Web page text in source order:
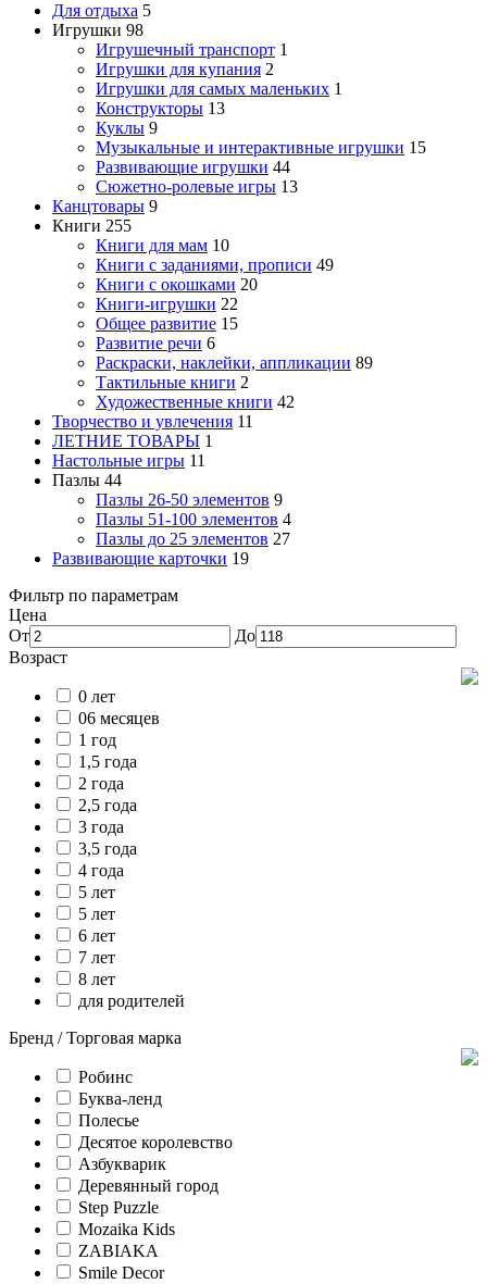
Для отдыха 5
Игрушки 98
Игрушечный транспорт 1
Игрушки для купания 2
Игрушки для самых маленьких 1
Конструкторы 13
Куклы 9
Музыкальные и интерактивные игрушки 15
Развивающие игрушки 44
Сюжетно-ролевые игры 13
Канцтовары 9
Книги 255
Книги для мам 10
Книги с заданиями, прописи 49
Книги с окошками 20
Книги-игрушки 22
Общее развитие 15
Развитие речи 6
Раскраски, наклейки, аппликации 89
Тактильные книги 2
Художественные книги 42
Творчество и увлечения 11
ЛЕТНИЕ ТОВАРЫ 1
Настольные игры 11
Пазлы 44
Пазлы 26-50 элементов 9
Пазлы 51-100 элементов 4
Пазлы до 25 элементов 27
Развивающие карточки 19
Фильтр по параметрам
Цена
От
До
Возраст
0 лет
06 месяцев
1 год
1,5 года
2 года
2,5 года
3 года
3,5 года
4 года
5 лет
5 лет
6 лет
7 лет
8 лет
для родителей
Бренд / Торговая марка
Робинс
Буква-ленд
Полесье
Десятое королевство
Азбукварик
Деревянный город
Step Puzzle
Mozaika Kids
ZABIAKA
Smile Decor